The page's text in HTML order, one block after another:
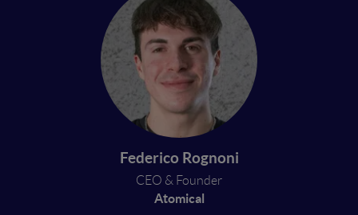
Federico Rognoni
CEO & Founder
Atomical